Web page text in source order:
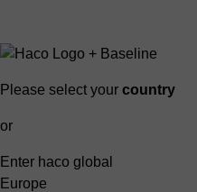
Please select your country
or
Enter haco global
Europe